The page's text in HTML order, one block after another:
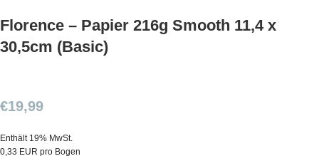
Florence – Papier 216g Smooth 11,4 x
30,5cm (Basic)
€19,99
Enthält 19% MwSt.
0,33 EUR pro Bogen